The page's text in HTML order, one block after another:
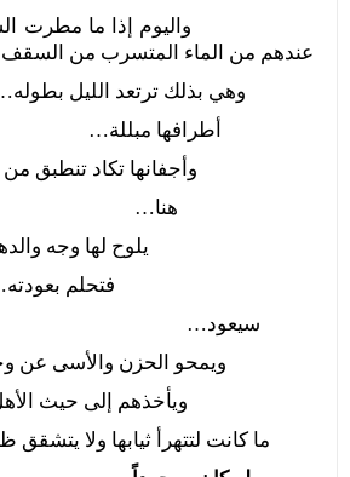
واليوم إذا ما مطرت السماء
عندهم من الماء المتسرب من
وهي بذلك ترتعد الليل
أطرافها مبللة…
وأجفانها تكاد تنطبق من
هنا…
يلوح لها وجه
فتحلم
سيعود…
ويمحو الحزن والأسى عن وجه
ويأخذهم إلى حيث الأهل
ما كانت لتتهرأ ثيابها ولا يتشقق